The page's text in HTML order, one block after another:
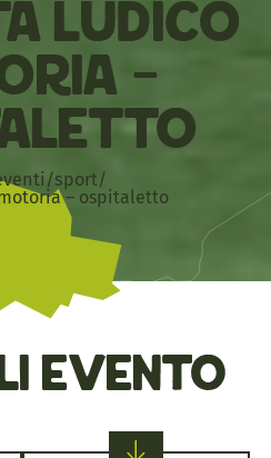
ludico
–
/sport/
– ospitaletto
evento